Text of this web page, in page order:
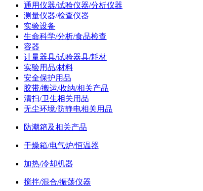
通用仪器/试验仪器/分析仪器
测量仪器/检查仪器
实验设备
生命科学/分析/食品检查
容器
计量器具/试验器具/耗材
实验用品/材料
安全保护用品
胶带/搬运/收纳/相关产品
清扫/卫生相关用品
无尘环境/防静电相关用品
防潮箱及相关产品
干燥箱/电气炉/恒温器
加热/冷却机器
搅拌/混合/振荡仪器